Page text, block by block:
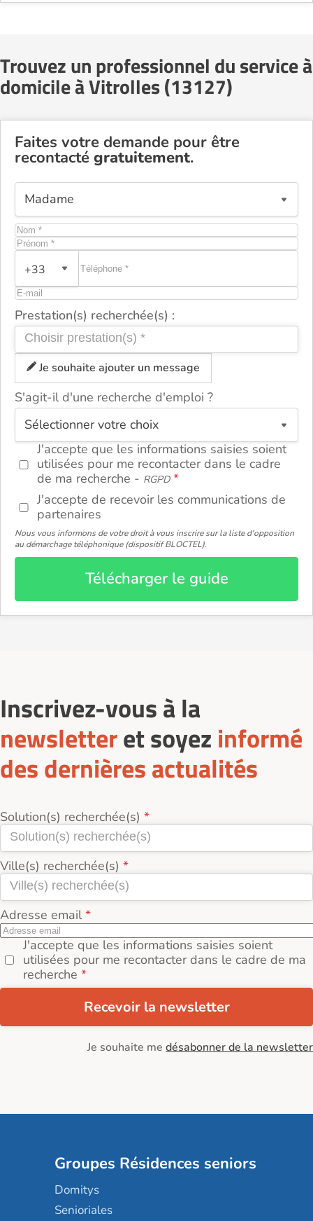
Trouvez un professionnel du service à
domicile à Vitrolles (13127)
Faites votre demande pour être
recontacté gratuitement.
+33
Prestation(s) recherchée(s) :
Je souhaite ajouter un message
S'agit-il d'une recherche d'emploi ?
J'accepte que les informations saisies soient
utilisées pour me recontacter dans le cadre
de ma recherche - RGPD
J'accepte de recevoir les communications de
partenaires
Nous vous informons de votre droit à vous inscrire sur la liste d'opposition
au démarchage téléphonique (dispositif BLOCTEL).
Télécharger le guide
ou
Inscrivez-vous à la
newsletteret soyez informé
des dernières actualités
Solution(s) recherchée(s)
Ville(s) recherchée(s)
Adresse email
J'accepte que les informations saisies soient
utilisées pour me recontacter dans le cadre de ma
recherche
Recevoir la newsletter
Je souhaite me désabonner de la newsletter
Groupes Résidences seniors
Domitys
Senioriales